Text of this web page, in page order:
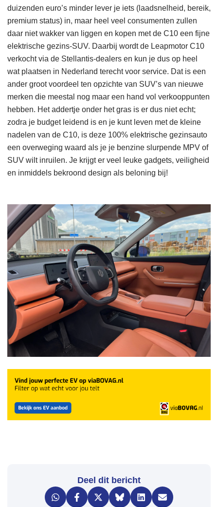
duizenden euro’s minder lever je iets (laadsnelheid, bereik,
premium status) in, maar heel veel consumenten zullen
daar niet wakker van liggen en kopen met de C10 een fijne
elektrische gezins-SUV. Daarbij wordt de Leapmotor C10
verkocht via de Stellantis-dealers en kun je dus op heel
wat plaatsen in Nederland terecht voor service. Dat is een
ander groot voordeel ten opzichte van SUV’s van nieuwe
merken die meestal nog maar een hand vol verkooppunten
hebben. Het addertje onder het gras is er dus niet echt;
zodra je budget leidend is en je kunt leven met de kleine
nadelen van de C10, is deze 100% elektrische gezinsauto
een overweging waard als je je benzine slurpende MPV of
SUV wilt inruilen. Je krijgt er veel leuke gadgets, veiligheid
en inmiddels bekroond design als beloning bij!
Deel dit bericht